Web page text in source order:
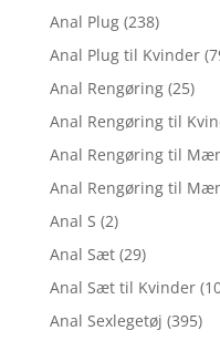
Anal Plug (238)
Anal Plug til Kvinder
Anal Rengøring (25)
Anal Rengøring til
Anal Rengøring til
Anal Rengøring til
Anal S (2)
Anal Sæt (29)
Anal Sæt til Kvinder
Anal Sexlegetøj (395)